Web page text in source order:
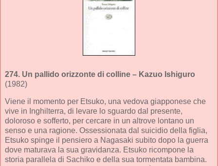
274. Un pallido orizzonte di colline – Kazuo Ishiguro
(1982)
Viene il momento per Etsuko, una vedova giapponese che
vive in Inghilterra, di levare lo sguardo dal presente,
doloroso e sofferto, per cercare in un altrove lontano un
senso e una ragione. Ossessionata dal suicidio della figlia,
Etsuko spinge il pensiero a Nagasaki subito dopo la guerra
dove maturava la sua gravidanza. Etsuko ricompone la
storia parallela di Sachiko e della sua tormentata bambina.